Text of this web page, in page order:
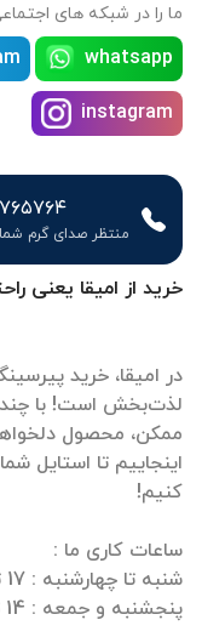
خرید از امیقا یعنی
در امیقا، خرید
لذت‌بخش است! با
ممکن، محصول
اینجاییم تا استایل
ما را در شبکه های
whatsapp
instagram
منتظر صدای گرم